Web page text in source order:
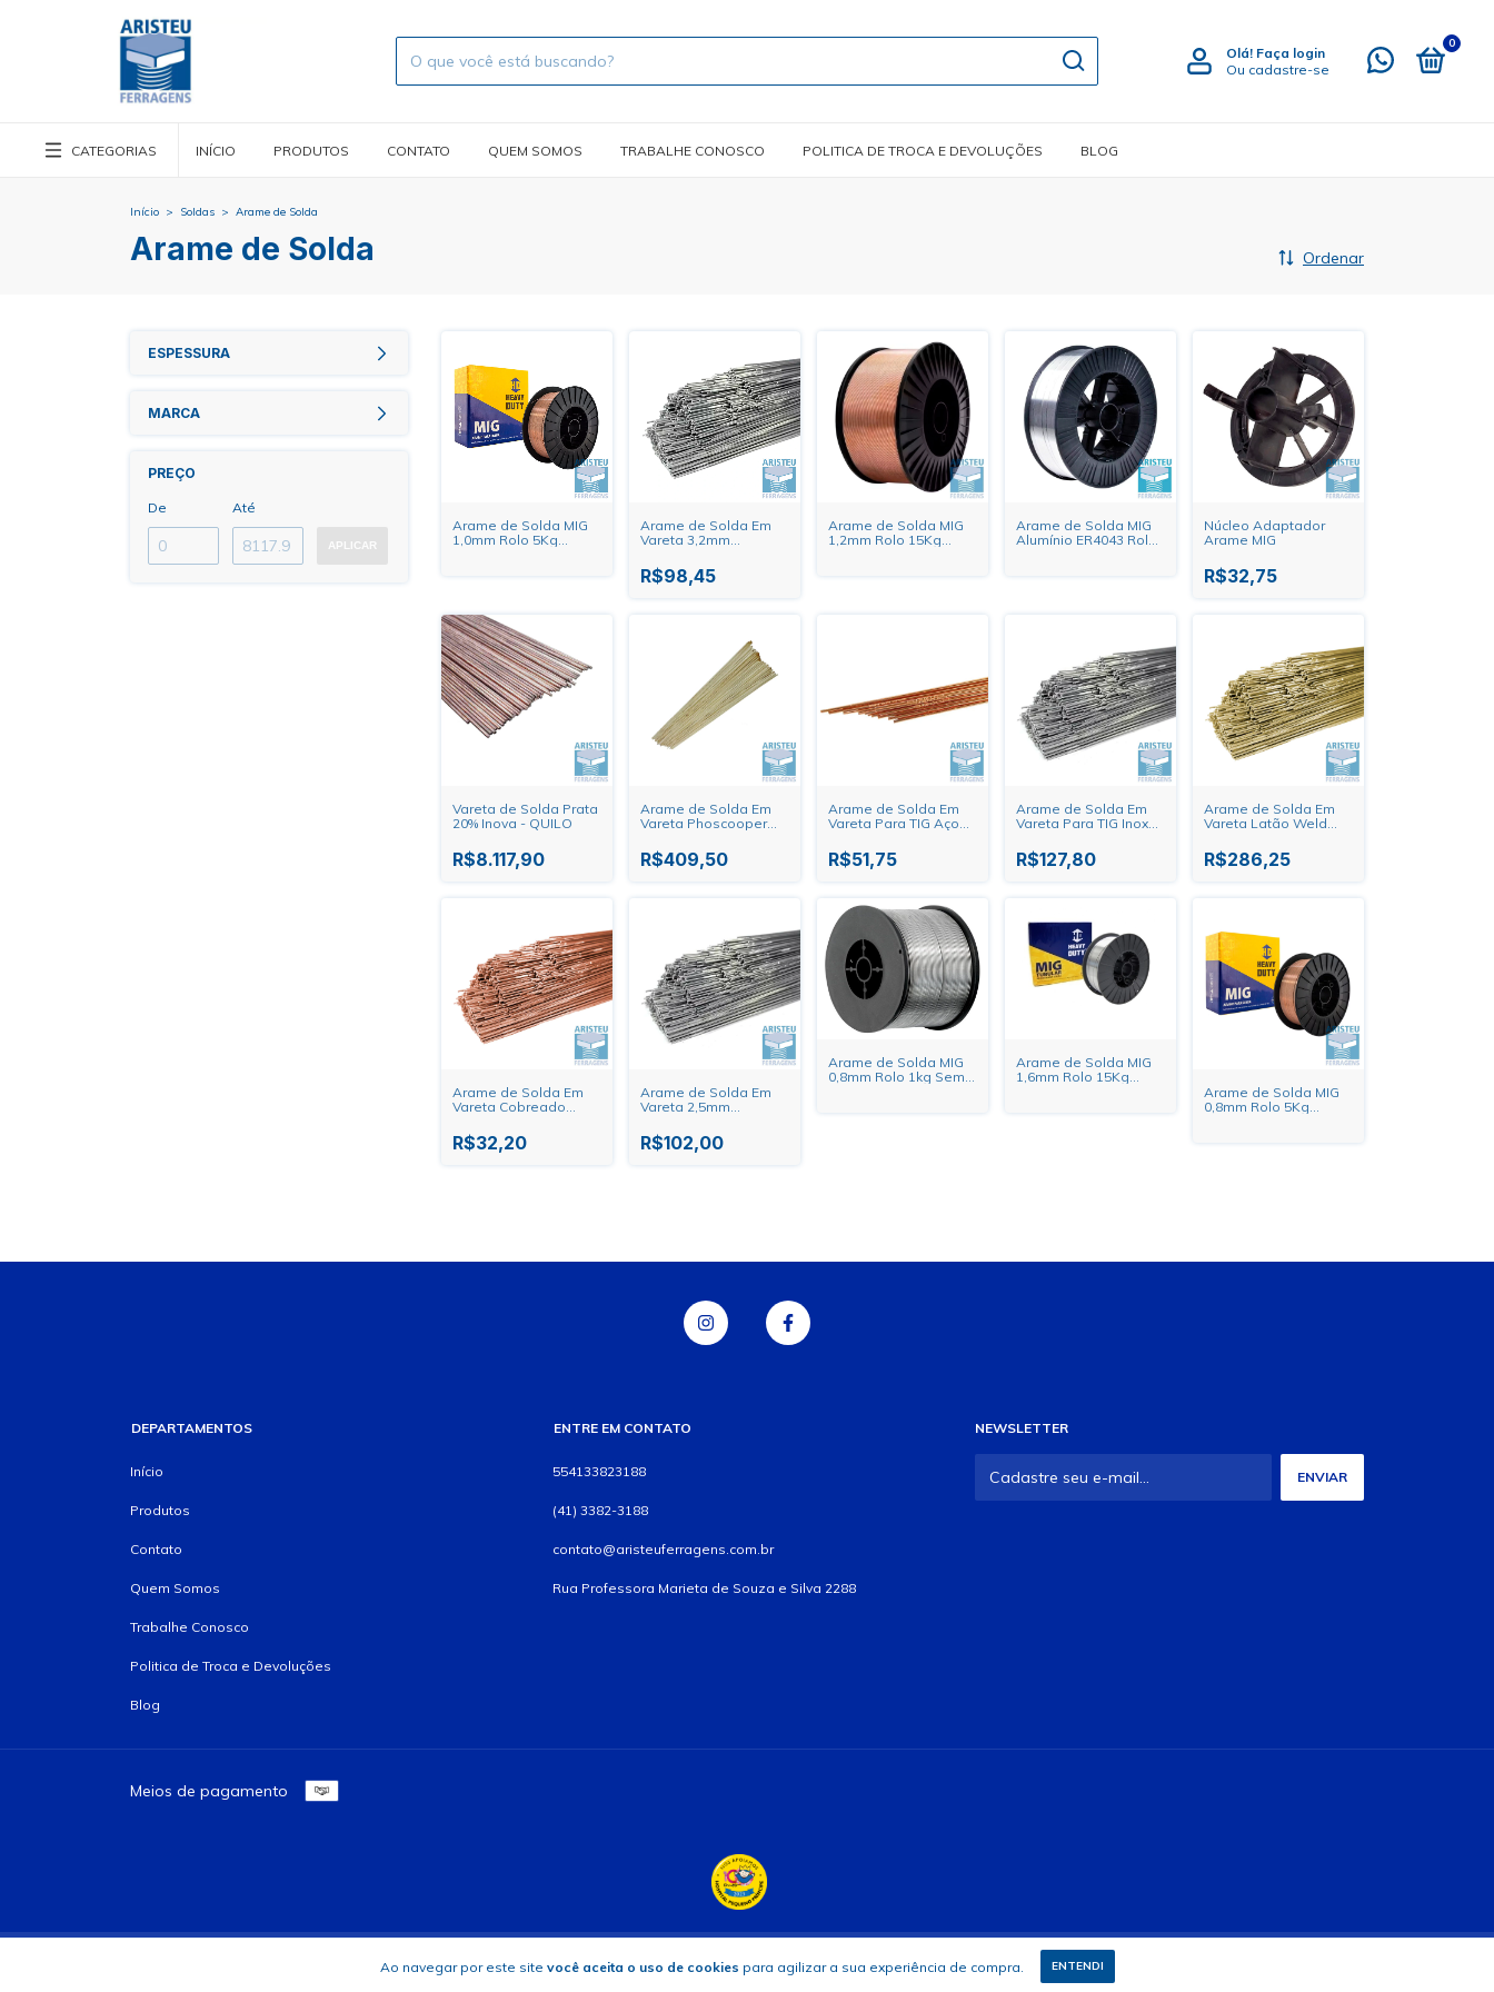
Olá! Faça login
Ou cadastre-se
0
CATEGORIAS INÍCIO PRODUTOS CONTATO QUEM SOMOS TRABALHE CONOSCO POLITICA DE TROCA E DEVOLUÇÕES BLOG
Ao navegar por este site você aceita o uso de cookies para agilizar a sua experiência de compra. ENTENDI
Início > Soldas > Arame de Solda
Arame de Solda Ordenar
ESPESSURA
MARCA
PREÇO
De Até
APLICAR
Arame de Solda MIG
1,0mm Rolo 5Kg
Arame de Solda Em
Vareta 3,2mm
Oxigen - Quilo
R$98,45
Arame de Solda MIG
1,2mm Rolo 15Kg
Arame de Solda MIG
Alumínio ER4043 Rolo
Núcleo Adaptador
Arame MIG
R$32,75
Vareta de Solda Prata
20% Inova - QUILO
R$8.117,90
Arame de Solda Em
Vareta Phoscooper
R$409,50
Arame de Solda Em
Vareta Para TIG Aço
Inox - Quilo
R$51,75
Arame de Solda Em
Vareta Para TIG Inox
R$127,80
Arame de Solda Em
Vareta Latão Weld
R$286,25
Arame de Solda Em
Vareta Cobreado
R$32,20
Arame de Solda Em
Vareta 2,5mm
Oxigen - Quilo
R$102,00
Arame de Solda MIG
0,8mm Rolo 1kg Sem
Arame de Solda MIG
1,6mm Rolo 15Kg
Arame de Solda MIG
0,8mm Rolo 5Kg
DEPARTAMENTOS
Início
Produtos
Contato
Quem Somos
Trabalhe Conosco
Politica de Troca e Devoluções
Blog
ENTRE EM CONTATO
554133823188
(41) 3382-3188
contato@aristeuferragens.com.br
Rua Professora Marieta de Souza e Silva 2288
NEWSLETTER
Meios de pagamento